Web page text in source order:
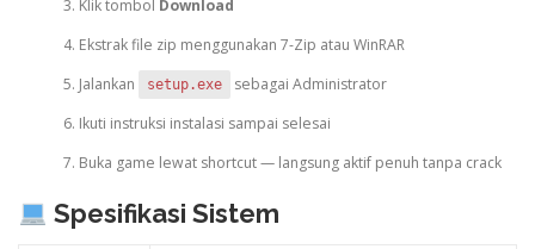
Klik tombol Download
Ekstrak file zip menggunakan 7-Zip atau WinRAR
Jalankan
setup.exe
sebagai Administrator
Ikuti instruksi instalasi sampai selesai
Buka game lewat shortcut — langsung aktif penuh tanpa crack
Spesifikasi Sistem